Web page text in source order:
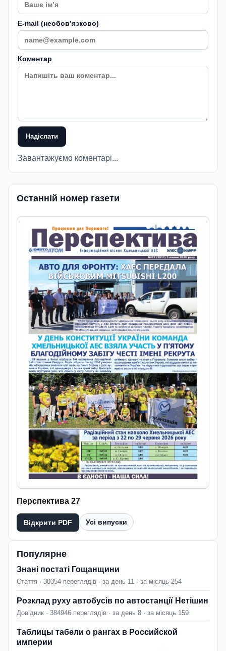
E-mail (необовʼязково)
Коментар
Надіслати
Завантажуємо коментарі...
Останній номер газети
Перспектива 27
Відкрити PDF Усі випуски
Популярне
Знані постаті Гощанщини
Стаття · 30354 переглядів · за день 11 · за місяць 254
Розклад руху автобусів по автостанції Нетішин
Довідник · 384946 переглядів · за день 8 · за місяць 159
Таблицы табели о рангах в Российской
империи